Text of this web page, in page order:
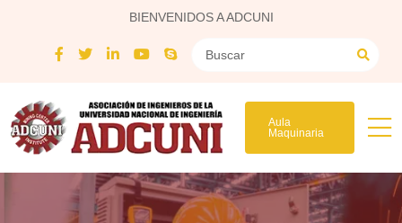
BIENVENIDOS A ADCUNI
Aula
Maquinaria